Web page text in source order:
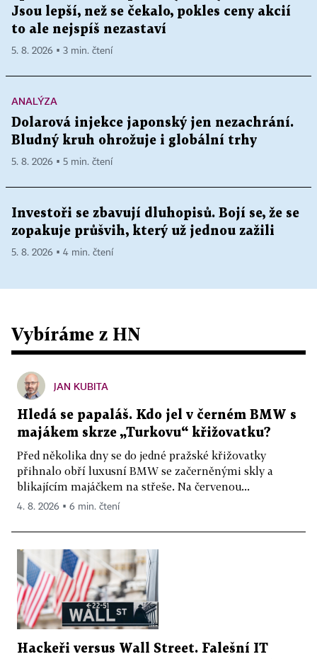
Jsou lepší, než se čekalo, pokles ceny akcií
to ale nejspíš nezastaví
5. 8. 2026 ▪ 3 min. čtení
ANALÝZA
Dolarová injekce japonský jen nezachrání.
Bludný kruh ohrožuje i globální trhy
5. 8. 2026 ▪ 5 min. čtení
Investoři se zbavují dluhopisů. Bojí se, že se
zopakuje průšvih, který už jednou zažili
5. 8. 2026 ▪ 4 min. čtení
Vybíráme z HN
JAN KUBITA
Hledá se papaláš. Kdo jel v černém BMW s
majákem skrze „Turkovu“ křižovatku?
Před několika dny se do jedné pražské křižovatky
přihnalo obří luxusní BMW se začerněnými skly a
blikajícím majáčkem na střeše. Na červenou...
4. 8. 2026 ▪ 6 min. čtení
Hackeři versus Wall Street. Falešní IT